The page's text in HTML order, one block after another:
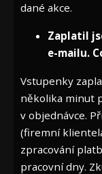
dané akce.
Zaplatil
e-mailu.
Vstupenky
několika minut
v objednávce.
(firemní
zpracování
pracovní dny.